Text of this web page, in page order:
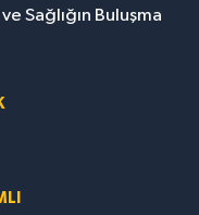
Sağlığın Buluşma